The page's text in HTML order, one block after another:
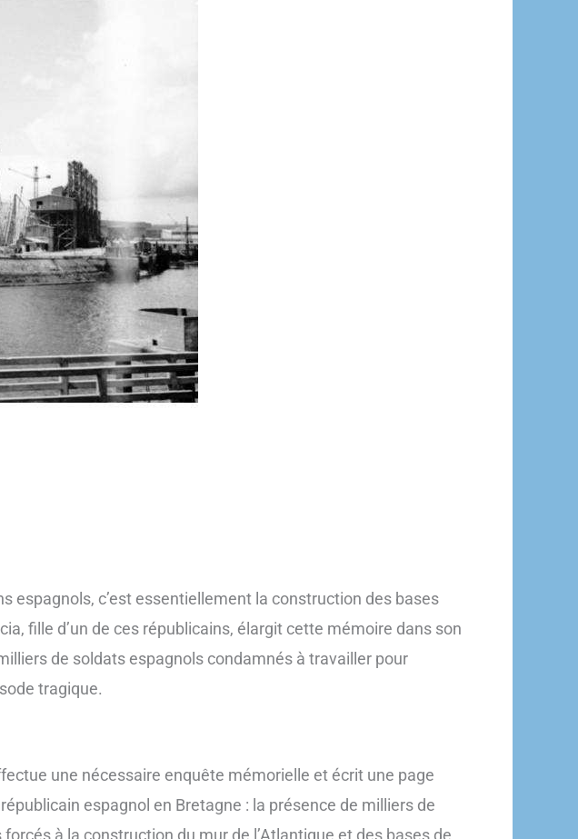
espagnols, c’est essentiellement la construction des bases
fille d’un de ces républicains, élargit cette mémoire dans son
de soldats espagnols condamnés à travailler pour
tragique.
une nécessaire enquête mémorielle et écrit une page
espagnol en Bretagne : la présence de milliers de
à la construction du mur de l’Atlantique et des bases de